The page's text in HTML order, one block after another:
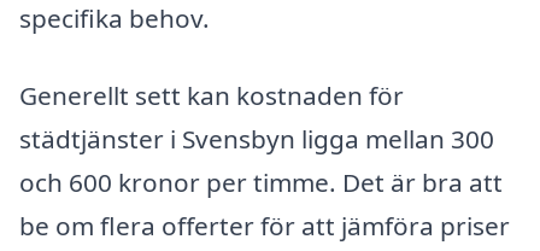
specifika behov.
Generellt sett kan kostnaden för
städtjänster i Svensbyn ligga mellan 300
och 600 kronor per timme. Det är bra att
be om flera offerter för att jämföra priser